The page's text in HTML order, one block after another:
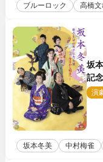
ブルーロック 高橋
坂
記
アル
演
坂本冬美 中村梅雀